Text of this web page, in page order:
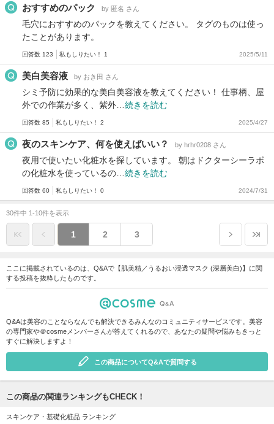
おすすめのパック by 匿名 さん
毛穴におすすめのパックを教えてください。 タグのものは使っ
たことがあります。
回答数 123 私もしりたい！ 1 2025/5/11
美白美容液 by おき田 さん
シミ予防に効果的な美白美容液を教えてください！ 仕事柄、屋
外での作業が多く、紫外… 続きを読む
回答数 85 私もしりたい！ 2 2025/4/27
夜のスキンケア、何を使えばいい？ by hrhr0208 さん
夜用で使いたい化粧水を探しています。 朝はドクターシーラボ
の化粧水を使っているの… 続きを読む
回答数 60 私もしりたい！ 0 2024/7/31
30件中 1-10件を表示
1 2 3
ここに掲載されているのは、Q&Aで【肌美精／うるおい浸透マスク (深層美白)】に関
する投稿を抜粋したものです。
Q&Aは美容のことならなんでも解決できるみんなのコミュニティサービスです。美容
の専門家や＠cosmeメンバーさんが答えてくれるので、あなたの疑問や悩みもきっと
すぐに解決しますよ！
この商品についてQ&Aで質問する
この商品の関連ランキングもCHECK！
スキンケア・基礎化粧品 ランキング